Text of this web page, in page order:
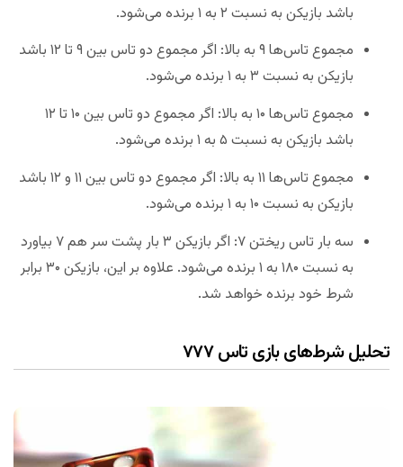
باشد بازیکن به نسبت ۲ به ۱ برنده می‌شود.
مجموع تاس‌ها ۹ به بالا: اگر مجموع دو تاس بین ۹ تا ۱۲ باشد
بازیکن به نسبت ۳ به ۱ برنده می‌شود.
مجموع تاس‌ها ۱۰ به بالا: اگر مجموع دو تاس بین ۱۰ تا ۱۲
باشد بازیکن به نسبت ۵ به ۱ برنده می‌شود.
مجموع تاس‌ها ۱۱ به بالا: اگر مجموع دو تاس بین ۱۱ و ۱۲ باشد
بازیکن به نسبت ۱۰ به ۱ برنده می‌شود.
سه بار تاس ریختن ۷: اگر بازیکن ۳ بار پشت سر هم ۷ بیاورد
به نسبت ۱۸۰ به ۱ برنده می‌شود. علاوه بر این، بازیکن ۳۰ برابر
شرط خود برنده خواهد شد.
تحلیل شرط‌های بازی تاس ۷۷۷